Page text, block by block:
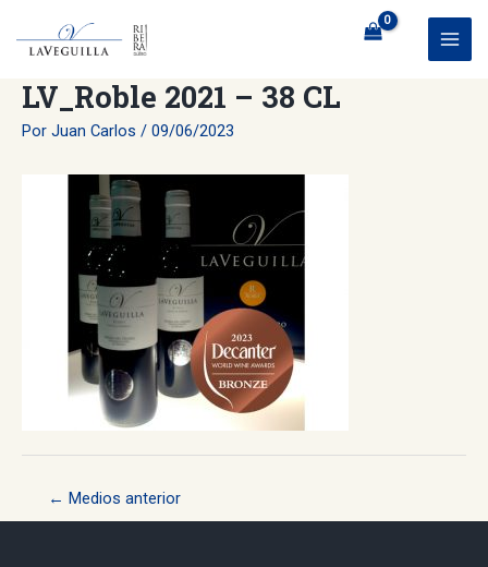
contenido
LV_Roble 2021 – 38 CL
Por Juan Carlos / 09/06/2023
Navegación
← Medios anterior